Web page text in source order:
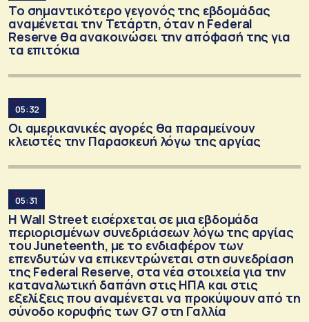
Το σημαντικότερο γεγονός της εβδομάδας
αναμένεται την Τετάρτη, όταν η Federal
Reserve θα ανακοινώσει την απόφασή της για
τα επιτόκια
05:32
Οι αμερικανικές αγορές θα παραμείνουν
κλειστές την Παρασκευή λόγω της αργίας
05:31
Η Wall Street εισέρχεται σε μια εβδομάδα
περιορισμένων συνεδριάσεων λόγω της αργίας
του Juneteenth, με το ενδιαφέρον των
επενδυτών να επικεντρώνεται στη συνεδρίαση
της Federal Reserve, στα νέα στοιχεία για την
καταναλωτική δαπάνη στις ΗΠΑ και στις
εξελίξεις που αναμένεται να προκύψουν από τη
σύνοδο κορυφής των G7 στη Γαλλία